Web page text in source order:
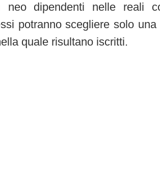
neo dipendenti nelle reali
potranno scegliere solo
quale risultano iscritti.